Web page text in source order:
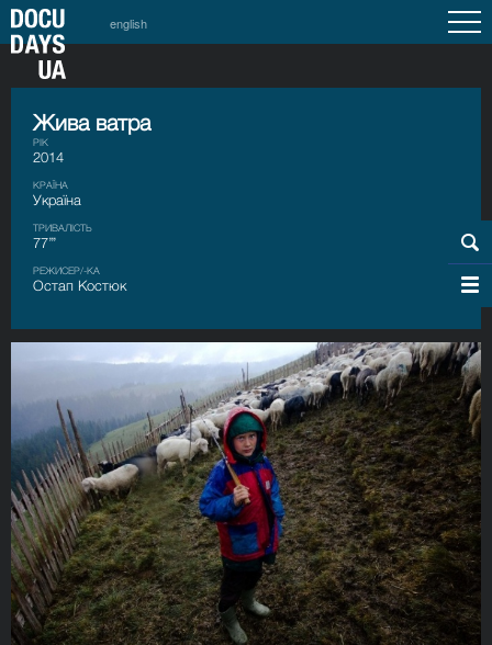
english
Жива ватра
РІК
2014
КРАЇНА
Україна
ТРИВАЛІСТЬ
77’’’
РЕЖИСЕР/-КА
Остап Костюк